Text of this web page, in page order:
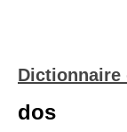
Dictionnaire
dos